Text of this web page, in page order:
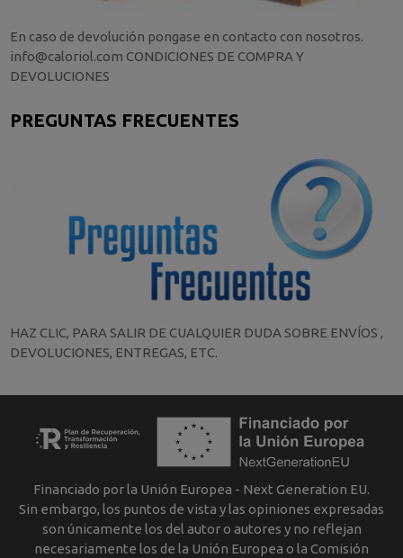
En caso de devolución pongase en contacto con nosotros.
info@caloriol.com CONDICIONES DE COMPRA Y
DEVOLUCIONES
PREGUNTAS FRECUENTES
HAZ CLIC, PARA SALIR DE CUALQUIER DUDA SOBRE ENVÍOS ,
DEVOLUCIONES, ENTREGAS, ETC.
Financiado por la Unión Europea - Next Generation EU.
Sin embargo, los puntos de vista y las opiniones expresadas
son únicamente los del autor o autores y no reflejan
necesariamente los de la Unión Europea o la Comisión